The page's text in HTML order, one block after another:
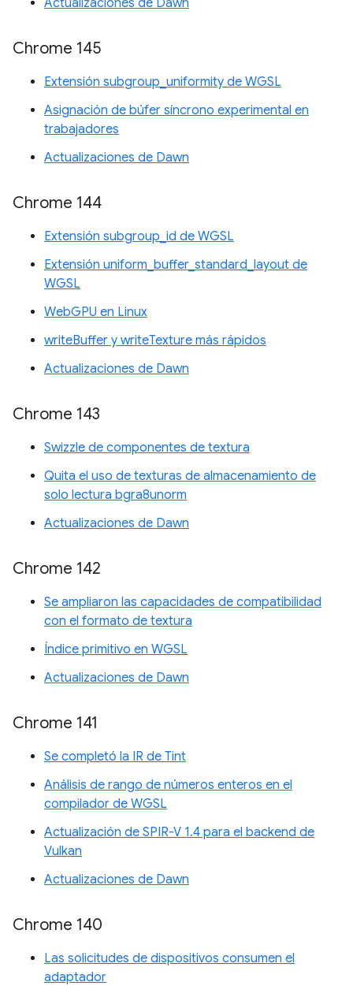
Actualizaciones de Dawn
Chrome 145
Extensión subgroup_uniformity de WGSL
Asignación de búfer síncrono experimental en
trabajadores
Actualizaciones de Dawn
Chrome 144
Extensión subgroup_id de WGSL
Extensión uniform_buffer_standard_layout de
WGSL
WebGPU en Linux
writeBuffer y writeTexture más rápidos
Actualizaciones de Dawn
Chrome 143
Swizzle de componentes de textura
Quita el uso de texturas de almacenamiento de
solo lectura bgra8unorm
Actualizaciones de Dawn
Chrome 142
Se ampliaron las capacidades de compatibilidad
con el formato de textura
Índice primitivo en WGSL
Actualizaciones de Dawn
Chrome 141
Se completó la IR de Tint
Análisis de rango de números enteros en el
compilador de WGSL
Actualización de SPIR-V 1.4 para el backend de
Vulkan
Actualizaciones de Dawn
Chrome 140
Las solicitudes de dispositivos consumen el
adaptador